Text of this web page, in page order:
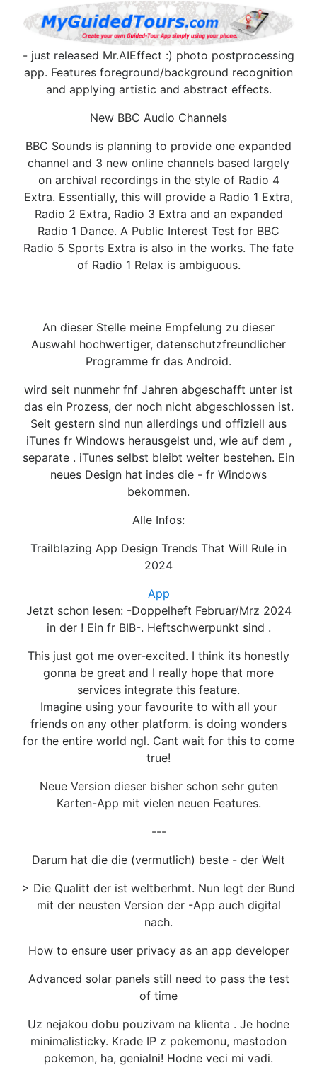
- just released Mr.AIEffect :) photo postprocessing
app. Features foreground/background recognition
and applying artistic and abstract effects.
New BBC Audio Channels
BBC Sounds is planning to provide one expanded
channel and 3 new online channels based largely
on archival recordings in the style of Radio 4
Extra. Essentially, this will provide a Radio 1 Extra,
Radio 2 Extra, Radio 3 Extra and an expanded
Radio 1 Dance. A Public Interest Test for BBC
Radio 5 Sports Extra is also in the works. The fate
of Radio 1 Relax is ambiguous.
An dieser Stelle meine Empfelung zu dieser
Auswahl hochwertiger, datenschutzfreundlicher
Programme fr das Android.
wird seit nunmehr fnf Jahren abgeschafft unter ist
das ein Prozess, der noch nicht abgeschlossen ist.
Seit gestern sind nun allerdings und offiziell aus
iTunes fr Windows herausgelst und, wie auf dem ,
separate . iTunes selbst bleibt weiter bestehen. Ein
neues Design hat indes die - fr Windows
bekommen.
Alle Infos:
Trailblazing App Design Trends That Will Rule in
2024
App
Jetzt schon lesen: -Doppelheft Februar/Mrz 2024
in der ! Ein fr BIB-. Heftschwerpunkt sind .
This just got me over-excited. I think its honestly
gonna be great and I really hope that more
services integrate this feature.
Imagine using your favourite to with all your
friends on any other platform. is doing wonders
for the entire world ngl. Cant wait for this to come
true!
Neue Version dieser bisher schon sehr guten
Karten-App mit vielen neuen Features.
---
Darum hat die die (vermutlich) beste - der Welt
> Die Qualitt der ist weltberhmt. Nun legt der Bund
mit der neusten Version der -App auch digital
nach.
How to ensure user privacy as an app developer
Advanced solar panels still need to pass the test
of time
Uz nejakou dobu pouzivam na klienta . Je hodne
minimalisticky. Krade IP z pokemonu, mastodon
pokemon, ha, genialni! Hodne veci mi vadi.